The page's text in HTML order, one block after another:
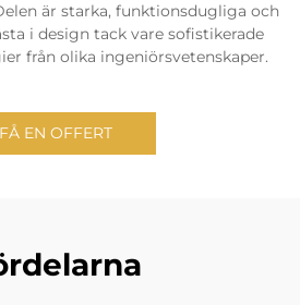
är starka, funktionsdugliga och
i design tack vare sofistikerade
från olika ingeniörsvetenskaper.
FÅ EN OFFERT